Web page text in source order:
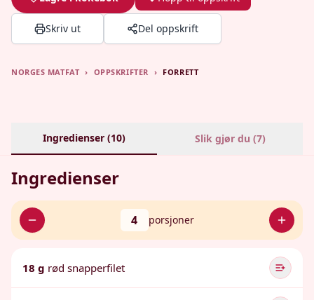
Skriv ut Del oppskrift
NORGES MATFAT › OPPSKRIFTER › FORRETT
Ingredienser (10) Slik gjør du (7)
Ingredienser
4 porsjoner
18 g rød snapperfilet